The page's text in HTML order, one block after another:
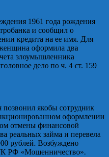
1961 года рождения
и сообщил о
кредита на ее имя. Для
оформила два
злоумышленника
дело по ч. 4 ст. 159
позвонил якобы сотрудник
оформлении
отмены финансовой
реальных займа и перевела
рублей. Возбуждено
РФ «Мошенничество».